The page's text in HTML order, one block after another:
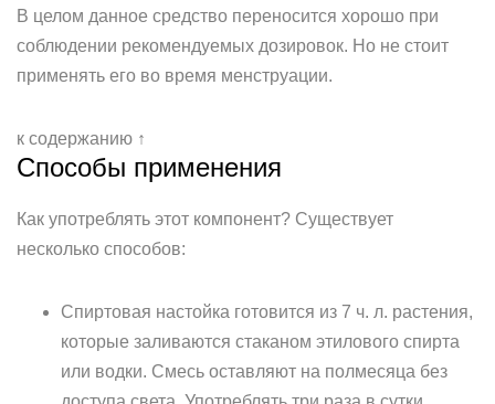
В целом данное средство переносится хорошо при
соблюдении рекомендуемых дозировок. Но не стоит
применять его во время менструации.
к содержанию ↑
Способы применения
Как употреблять этот компонент? Существует
несколько способов:
Спиртовая настойка готовится из 7 ч. л. растения,
которые заливаются стаканом этилового спирта
или водки. Смесь оставляют на полмесяца без